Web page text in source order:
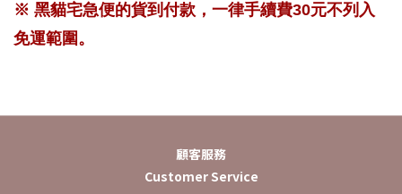
※ 黑貓宅急便的貨到付款，一律手續費30元不列入
免運範圍。
顧客服務
Customer Service